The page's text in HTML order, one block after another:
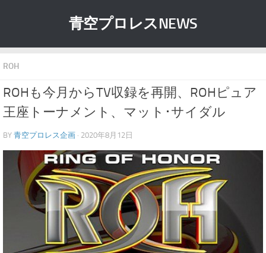
青空プロレスNEWS
ROH
ROHも今月からTV収録を再開、ROHピュア
王座トーナメント、マット･サイダル
BY 青空プロレス企画 · 2020年8月12日